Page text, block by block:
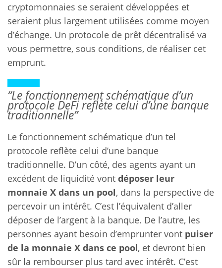
cryptomonnaies se seraient développées et
seraient plus largement utilisées comme moyen
d’échange. Un protocole de prêt décentralisé va
vous permettre, sous conditions, de réaliser cet
emprunt.
“Le fonctionnement schématique d’un
protocole DeFi reflète celui d’une banque
traditionnelle”
Le fonctionnement schématique d’un tel
protocole reflète celui d’une banque
traditionnelle. D’un côté, des agents ayant un
excédent de liquidité vont déposer leur
monnaie X dans un pool, dans la perspective de
percevoir un intérêt. C’est l’équivalent d’aller
déposer de l’argent à la banque. De l’autre, les
personnes ayant besoin d’emprunter vont puiser
de la monnaie X dans ce pool, et devront bien
sûr la rembourser plus tard avec intérêt. C’est